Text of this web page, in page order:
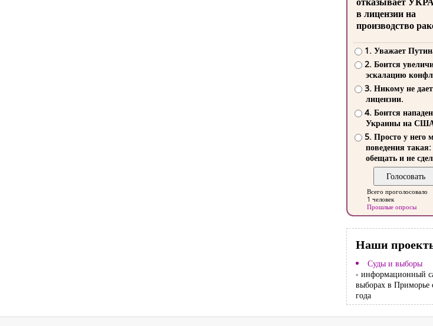
в лицензии на
производство
1. Уважает
2. Боится
эскалацию
3. Никому не
лицензии.
4. Боится
Украины на
5. Просто у него
поведения такая:
обещать и не
Всего проголосовало
1 человек
Прошлые опросы
Наши
Суды и выборы
- информационный
выборах в Приморье
года